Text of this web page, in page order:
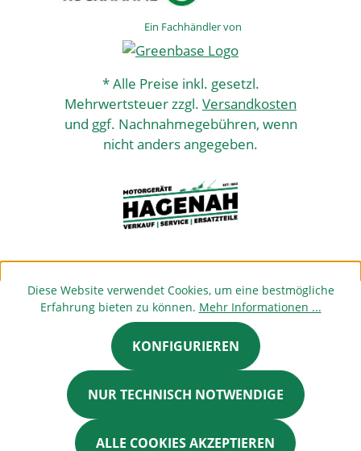
Ein Fachhändler von
* Alle Preise inkl. gesetzl.
Mehrwertsteuer zzgl. Versandkosten
und ggf. Nachnahmegebühren, wenn
nicht anders angegeben.
Diese Website verwendet Cookies, um eine bestmögliche
Erfahrung bieten zu können. Mehr Informationen ...
NUR TECHNISCH NOTWENDIGE
KONFIGURIEREN
ALLE COOKIES AKZEPTIEREN